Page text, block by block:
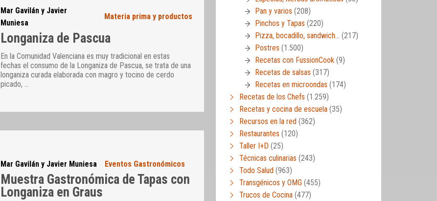
Mar Gavilán y Javier
Muniesa
Materia prima y productos
Longaniza de Pascua
En la Comunidad Valenciana es muy tradicional en estas
fechas el consumo de la Longaniza de Pascua, se trata de una
longaniza curada elaborada con magro y tocino de cerdo
picado, …
Mar Gavilán y Javier Muniesa Eventos Gastronómicos
Muestra Gastronómica de Tapas con
Longaniza en Graus
Pan y varios (208)
Pinchos y Tapas (220)
Pizza, bocadillo, sandwich… (217)
Postres (1.500)
Recetas con FussionCook (9)
Recetas de salsas (317)
Recetas en microondas (174)
Recetas de los Chefs (1.259)
Recetas y cocina de escuela (35)
Recursos en la red (362)
Restaurantes (120)
Taller I+D (25)
Técnicas culinarias (243)
Todo Salud (963)
Transgénicos y OMG (455)
Trucos de Cocina (477)